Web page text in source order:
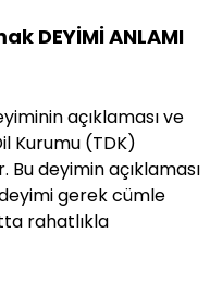
DEYİMİ ANLAMI
açıklaması ve
Kurumu (TDK)
Bu deyimin açıklaması
gerek cümle
rahatlıkla